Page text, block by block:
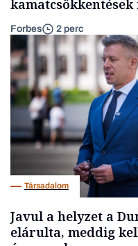
Forbes 2 perc
Társadalom
Javul a helyzet a
elárulta, meddig